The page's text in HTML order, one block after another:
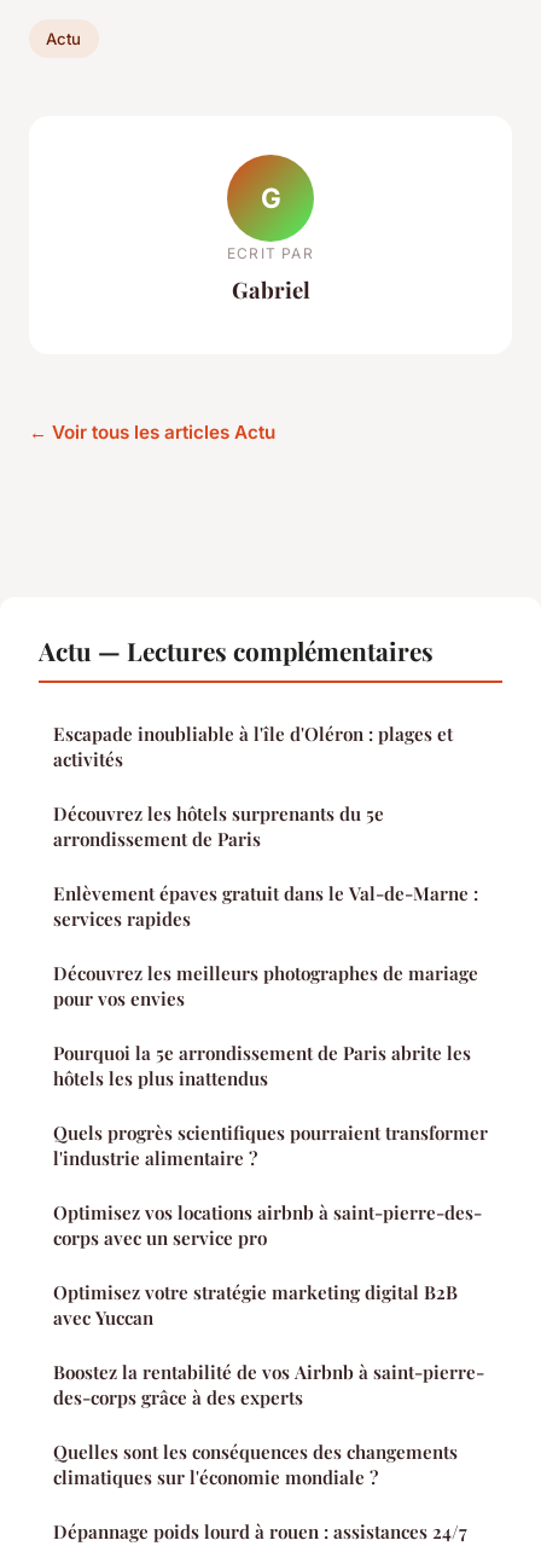
Actu
G
ECRIT PAR
Gabriel
← Voir tous les articles Actu
Actu — Lectures complémentaires
Escapade inoubliable à l'île d'Oléron : plages et
activités
Découvrez les hôtels surprenants du 5e
arrondissement de Paris
Enlèvement épaves gratuit dans le Val-de-Marne :
services rapides
Découvrez les meilleurs photographes de mariage
pour vos envies
Pourquoi la 5e arrondissement de Paris abrite les
hôtels les plus inattendus
Quels progrès scientifiques pourraient transformer
l'industrie alimentaire ?
Optimisez vos locations airbnb à saint-pierre-des-
corps avec un service pro
Optimisez votre stratégie marketing digital B2B
avec Yuccan
Boostez la rentabilité de vos Airbnb à saint-pierre-
des-corps grâce à des experts
Quelles sont les conséquences des changements
climatiques sur l'économie mondiale ?
Dépannage poids lourd à rouen : assistances 24/7